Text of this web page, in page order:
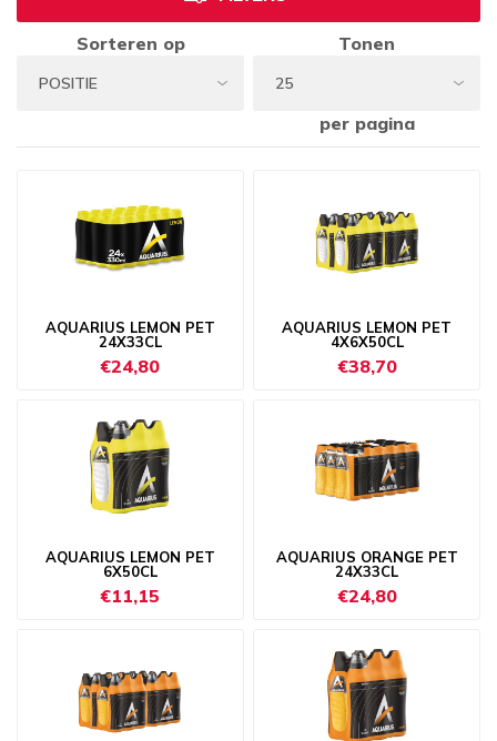
Sorteren op Tonen
per pagina
AQUARIUS LEMON PET
24X33CL
€24,80
AQUARIUS LEMON PET
4X6X50CL
€38,70
AQUARIUS LEMON PET
6X50CL
€11,15
AQUARIUS ORANGE PET
24X33CL
€24,80